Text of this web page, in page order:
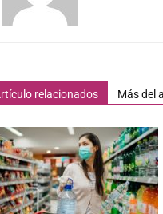
relacionados Más del